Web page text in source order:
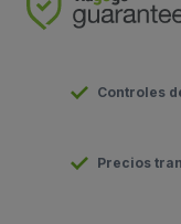
Controles
Precios